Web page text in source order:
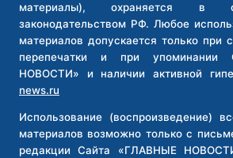
материалы), охраняется в
законодательством РФ. Любое
материалов допускается только при
перепечатки и при упоминании
НОВОСТИ» и наличии активной
news.ru
Использование (воспроизведение)
материалов возможно только с
редакции Сайта «ГЛАВНЫЕ